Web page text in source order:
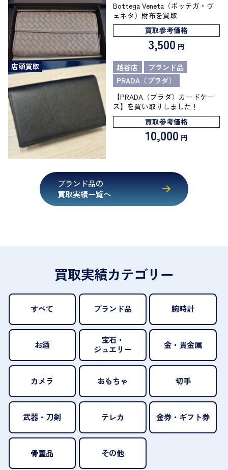
Bottega Veneta（ボッテガ・ヴ
ェネタ）財布を買取
買取参考価格
3,500 円
店頭買取
越谷店
ブランド品
PRADA（プラダ）
【PRADA（プラダ）カードケー
ス】を買い取りしました！
買取参考価格
10,000 円
ブランド品の
買取実績一覧へ
買取実績カテゴリー
すべて ブランド品 腕時計
お酒
宝石・
ジュエリー
金・貴金属
カメラ おもちゃ 切手
武器・刀剣 テレカ 金券・ギフト券
骨董品 その他